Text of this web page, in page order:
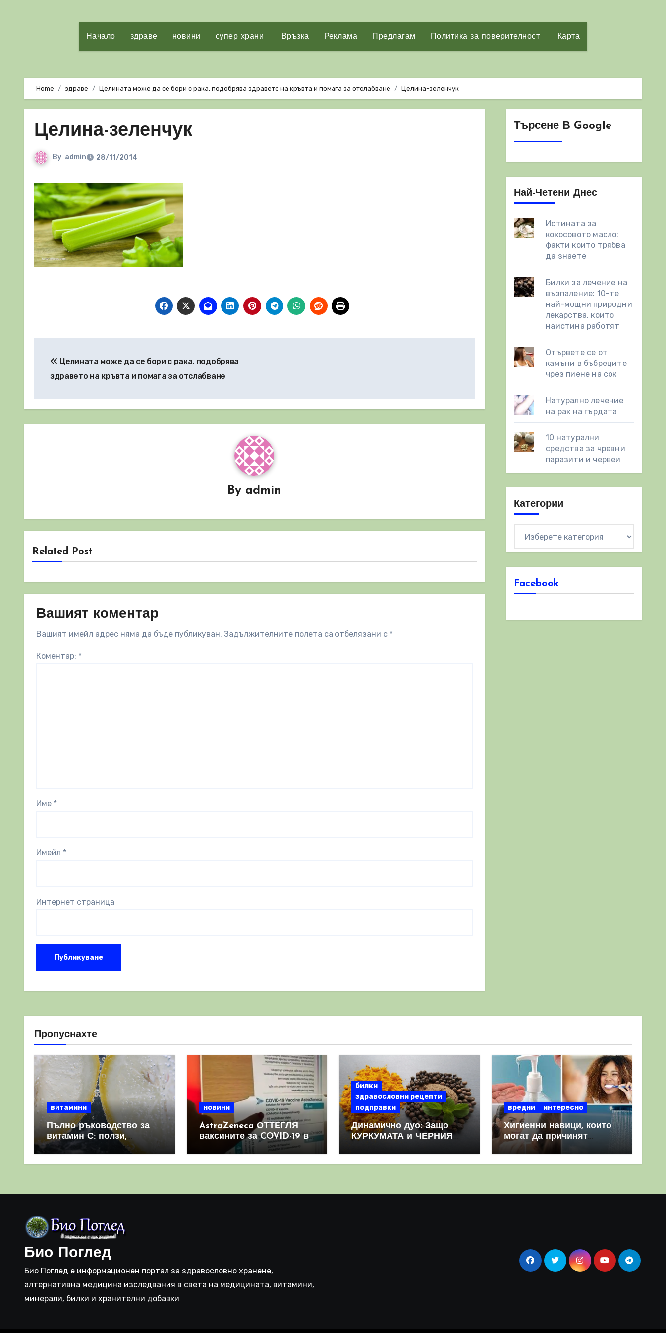
Начало здраве новини супер храни Връзка Реклама Предлагам Политика за поверителност Карта
Home здраве Целината може да се бори с рака, подобрява здравето на кръвта и помага за отслабване Целина-зеленчук
Целина-зеленчук
By admin 28/11/2014
Целината може да се бори с рака, подобрява
здравето на кръвта и помага за отслабване
By admin
Related Post
Вашият коментар
Вашият имейл адрес няма да бъде публикуван. Задължителните полета са отбелязани с *
Коментар: *
Име *
Имейл *
Интернет страница
Търсене В Google
Най-Четени Днес
Истината за
кокосовото масло:
факти които трябва
да знаете
Билки за лечение на
възпаление: 10-те
най-мощни природни
лекарства, които
наистина работят
Отървете се от
камъни в бъбреците
чрез пиене на сок
Натурално лечение
на рак на гърдата
10 натурални
средства за чревни
паразити и червеи
Категории
Facebook
Пропуснахте
витамини
Пълно ръководство за
витамин С: ползи,
източници и защо е
важен за имунната
новини
AstraZeneca ОТТЕГЛЯ
ваксините за COVID-19 в
световен мащаб, след
като призна, че те
билки
здравословни рецепти
подправки
Динамично дуо: Защо
КУРКУМАТА и ЧЕРНИЯ
комбинация
вредни интересно
Хигиенни навици, които
могат да причинят
повече вреда, отколкото
полза
Био Поглед
Био Поглед е информационен портал за здравословно хранене,
алтернативна медицина изследвания в света на медицината, витамини,
минерали, билки и хранителни добавки